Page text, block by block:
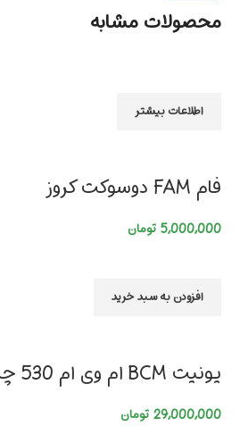
محصولات مشابه
اطلاعات بیشتر
فام FAM دوسوکت کروز
5,000,000 تومان
افزودن به سبد خرید
یونیت BCM ام وی ام 530 چری
29,000,000 تومان